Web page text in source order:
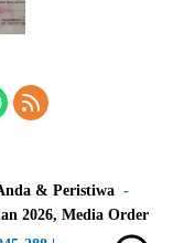
& Peristiwa
2026, Media Order